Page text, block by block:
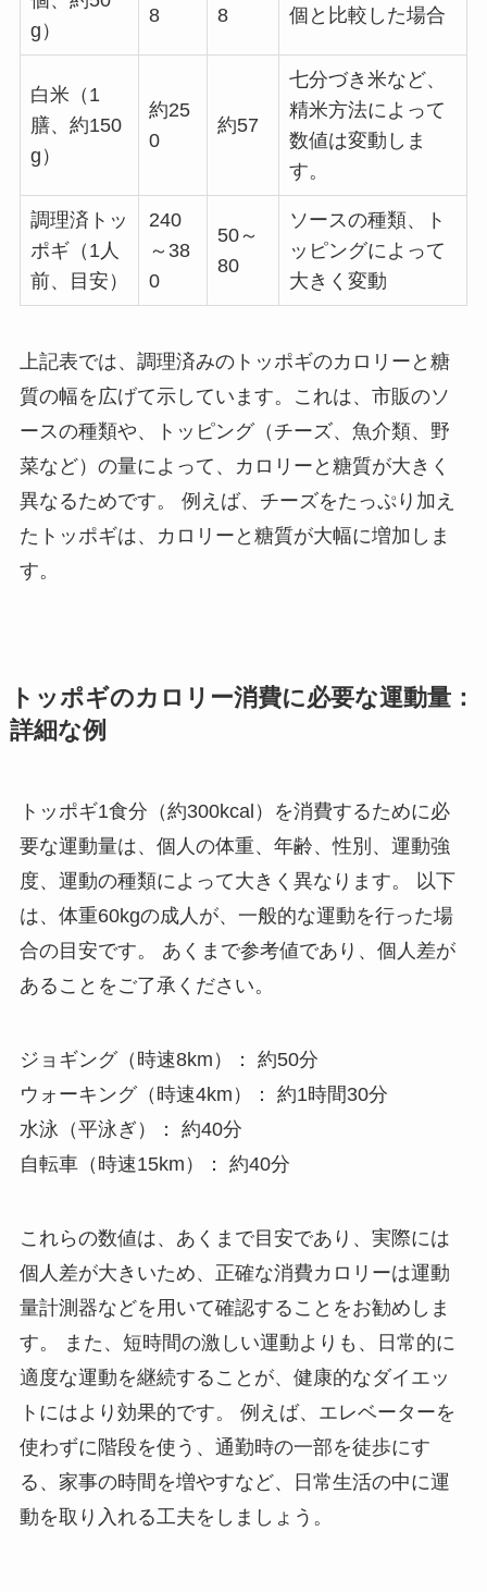
g）
8 8 個と比較した場合
白米（1
膳、約150
g）
約25
0
約57
七分づき米など、
精米方法によって
数値は変動しま
す。
調理済トッ
ポギ（1人
前、目安）
240
～38
0
50～
80
ソースの種類、ト
ッピングによって
大きく変動
上記表では、調理済みのトッポギのカロリーと糖
質の幅を広げて示しています。これは、市販のソ
ースの種類や、トッピング（チーズ、魚介類、野
菜など）の量によって、カロリーと糖質が大きく
異なるためです。 例えば、チーズをたっぷり加え
たトッポギは、カロリーと糖質が大幅に増加しま
す。
トッポギのカロリー消費に必要な運動量：
詳細な例
トッポギ1食分（約300kcal）を消費するために必
要な運動量は、個人の体重、年齢、性別、運動強
度、運動の種類によって大きく異なります。 以下
は、体重60kgの成人が、一般的な運動を行った場
合の目安です。 あくまで参考値であり、個人差が
あることをご了承ください。
ジョギング（時速8km）： 約50分
ウォーキング（時速4km）： 約1時間30分
水泳（平泳ぎ）： 約40分
自転車（時速15km）： 約40分
これらの数値は、あくまで目安であり、実際には
個人差が大きいため、正確な消費カロリーは運動
量計測器などを用いて確認することをお勧めしま
す。 また、短時間の激しい運動よりも、日常的に
適度な運動を継続することが、健康的なダイエッ
トにはより効果的です。 例えば、エレベーターを
使わずに階段を使う、通勤時の一部を徒歩にす
る、家事の時間を増やすなど、日常生活の中に運
動を取り入れる工夫をしましょう。